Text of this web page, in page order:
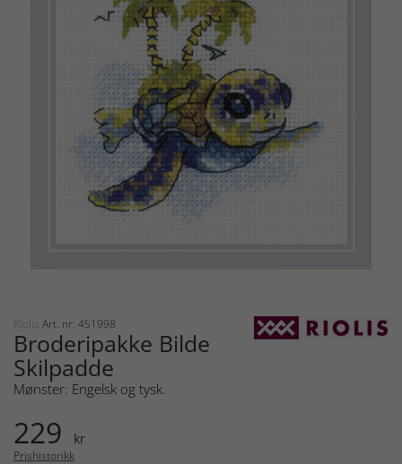
Riolis Art. nr: 451998
Broderipakke Bilde
Skilpadde
Mønster: Engelsk og tysk.
229 kr
Prishistorikk